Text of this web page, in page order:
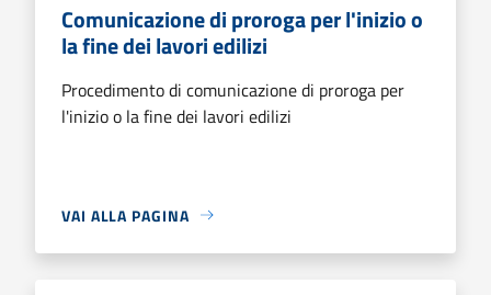
Comunicazione di proroga per l'inizio o
la fine dei lavori edilizi
Procedimento di comunicazione di proroga per
l'inizio o la fine dei lavori edilizi
VAI ALLA PAGINA